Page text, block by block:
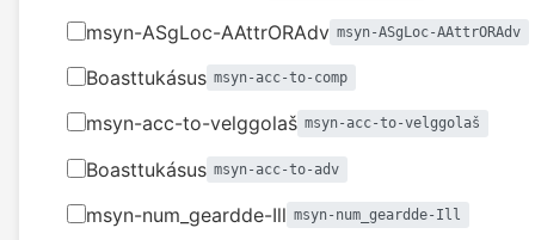
msyn-ASgLoc-AAttrORAdv msyn-ASgLoc-AAttrORAdv
Boasttukásus msyn-acc-to-comp
msyn-acc-to-velggolaš msyn-acc-to-velggolaš
Boasttukásus msyn-acc-to-adv
msyn-num_geardde-Ill msyn-num_geardde-Ill